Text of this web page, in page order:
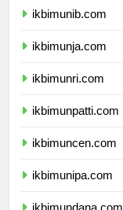
ikbimunib.com
ikbimunja.com
ikbimunri.com
ikbimunpatti.com
ikbimuncen.com
ikbimunipa.com
ikbimundana.com